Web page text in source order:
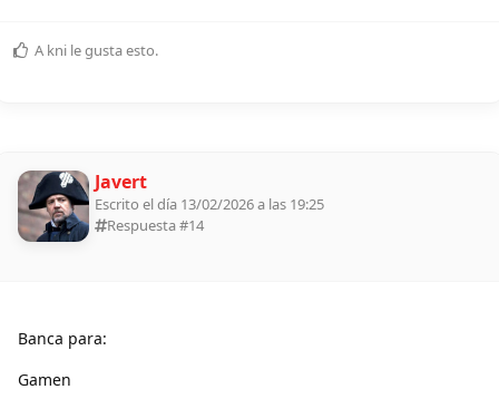
A kni le gusta esto.
Javert
Escrito el día 13/02/2026 a las 19:25
Respuesta #14
Banca para:
Gamen